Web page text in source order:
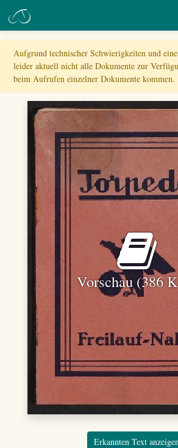
Aufgrund technischer Schwierigkeiten und
leider aktuell nicht alle Dokumente zur
beim Aufrufen einzelner Dokumente kommen.
Vorschau (386
Erkannten Text anzeigen